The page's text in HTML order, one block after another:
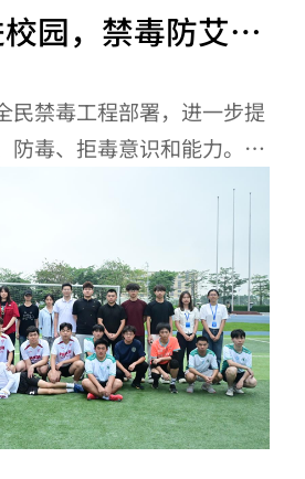
园，禁毒防艾筑
民禁毒工程部署，进一步提
毒、拒毒意识和能力。
州应用科技学院法政学院
制隔离戒毒所成功举办“青
毒防艾筑平安”主题宣讲活
省四戒所资深宣讲警官李全
讲，分别围绕中国禁毒法律
法律风险、“‘瘾’形的陷
相” 两大主题，为同学们带
、发人深省的禁毒教育讲